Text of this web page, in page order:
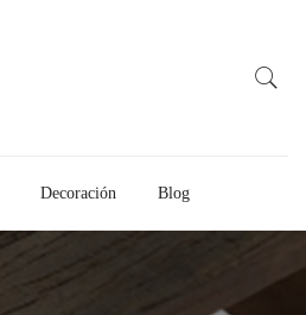
Decoración Blog